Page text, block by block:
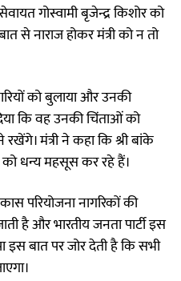
गोस्वामी बृजेन्द्र किशोर को
से नाराज होकर मंत्री को न तो
को बुलाया और उनकी
कि वह उनकी चिंताओं को
मंत्री ने कहा कि श्री बांके
को धन्य महसूस कर रहे हैं।
परियोजना नागरिकों की
है और भारतीय जनता पार्टी इस
बात पर जोर देती है कि सभी